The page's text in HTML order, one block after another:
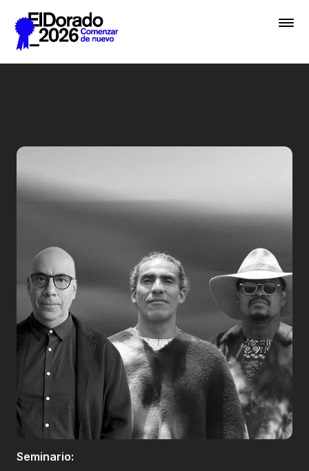
Saltar al contenido principal
Inscribir
Boletería
Seminario: